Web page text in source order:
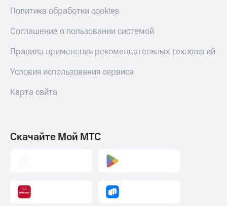
Политика обработки cookies
Соглашение о пользовании системой
Правила применения рекомендательных технологий
Условия использования сервиса
Карта сайта
Скачайте Мой МТС